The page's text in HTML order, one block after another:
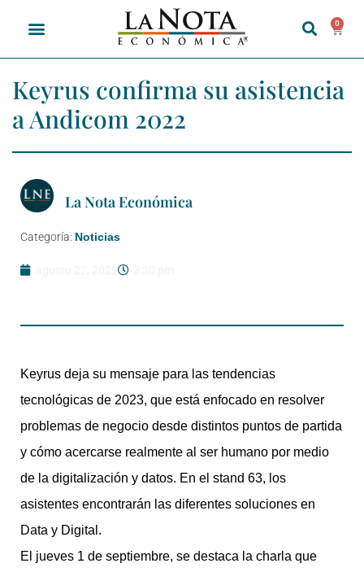
0
Keyrus confirma su asistencia
a Andicom 2022
La Nota Económica
Categoría: Noticias
Keyrus deja su mensaje para las tendencias
tecnológicas de 2023, que está enfocado en resolver
problemas de negocio desde distintos puntos de partida
y cómo acercarse realmente al ser humano por medio
de la digitalización y datos. En el stand 63, los
asistentes encontrarán las diferentes soluciones en
Data y Digital.
El jueves 1 de septiembre, se destaca la charla que